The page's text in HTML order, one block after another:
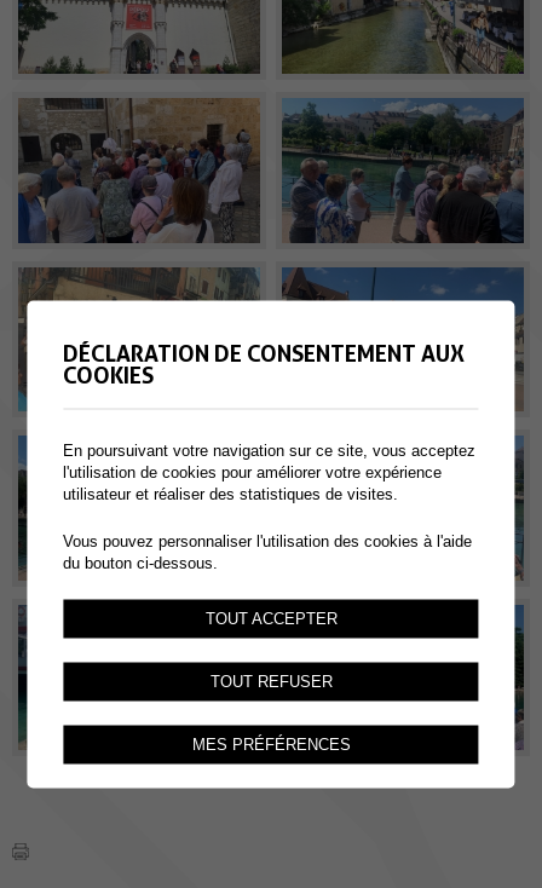
DÉCLARATION DE CONSENTEMENT AUX
COOKIES
En poursuivant votre navigation sur ce site, vous acceptez
l'utilisation de cookies pour améliorer votre expérience
utilisateur et réaliser des statistiques de visites.
Vous pouvez personnaliser l'utilisation des cookies à l'aide
du bouton ci-dessous.
TOUT ACCEPTER
TOUT REFUSER
MES PRÉFÉRENCES